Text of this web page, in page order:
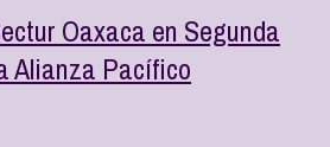
Oaxaca en Segunda
Alianza Pacífico